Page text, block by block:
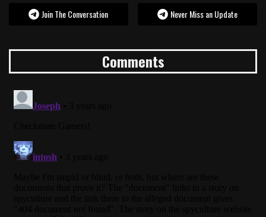
Join The Conversation Never Miss an Update
Comments